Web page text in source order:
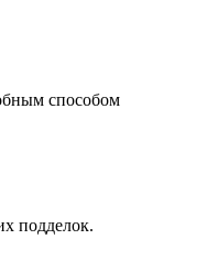
способом
подделок.